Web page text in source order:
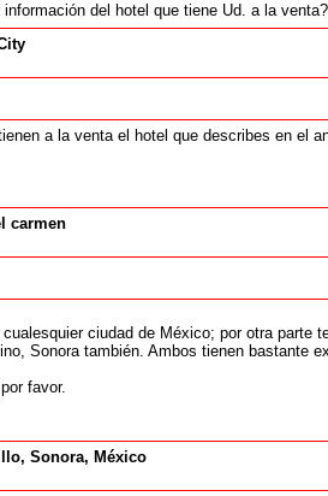
del hotel que tiene Ud. a la
a la venta el hotel que describes en el
carmen
ciudad de México; por otra parte
Sonora también. Ambos tienen bastante
favor.
Sonora, México